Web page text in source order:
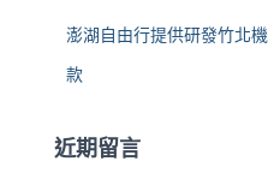
澎湖自由行提供研發竹北
款
近期留言